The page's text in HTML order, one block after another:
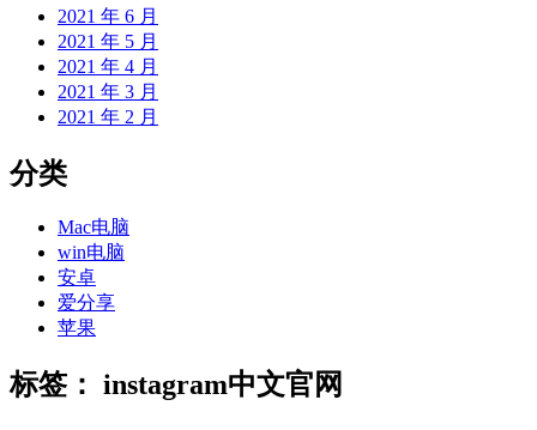
2021 年 6 月
2021 年 5 月
2021 年 4 月
2021 年 3 月
2021 年 2 月
分类
Mac电脑
win电脑
安卓
爱分享
苹果
标签： instagram中文官网